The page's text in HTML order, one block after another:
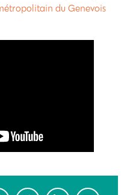
du Genevois